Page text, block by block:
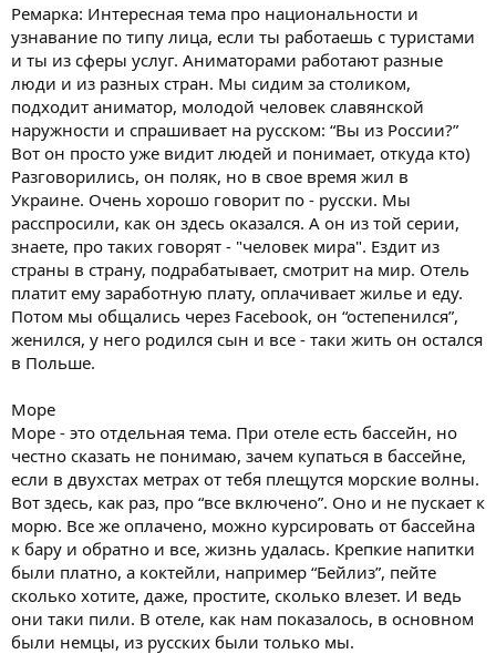
Ремарка: Интересная тема про национальности и
узнавание по типу лица, если ты работаешь с туристами
и ты из сферы услуг. Аниматорами работают разные
люди и из разных стран. Мы сидим за столиком,
подходит аниматор, молодой человек славянской
наружности и спрашивает на русском: “Вы из России?”
Вот он просто уже видит людей и понимает, откуда кто)
Разговорились, он поляк, но в свое время жил в
Украине. Очень хорошо говорит по - русски. Мы
расспросили, как он здесь оказался. А он из той серии,
знаете, про таких говорят - "человек мира". Ездит из
страны в страну, подрабатывает, смотрит на мир. Отель
платит ему заработную плату, оплачивает жилье и еду.
Потом мы общались через Facebook, он “остепенился”,
женился, у него родился сын и все - таки жить он остался
в Польше.
Море
Море - это отдельная тема. При отеле есть бассейн, но
честно сказать не понимаю, зачем купаться в бассейне,
если в двухстах метрах от тебя плещутся морские волны.
Вот здесь, как раз, про “все включено”. Оно и не пускает к
морю. Все же оплачено, можно курсировать от бассейна
к бару и обратно и все, жизнь удалась. Крепкие напитки
были платно, а коктейли, например “Бейлиз”, пейте
сколько хотите, даже, простите, сколько влезет. И ведь
они таки пили. В отеле, как нам показалось, в основном
были немцы, из русских были только мы.